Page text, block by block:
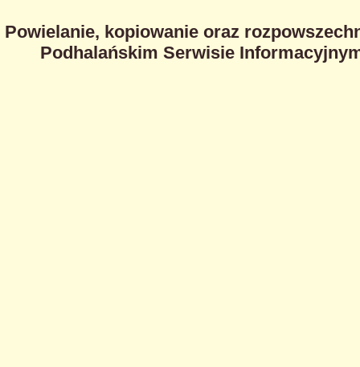
Powielanie, kopiowanie oraz
Podhalańskim Serwisie